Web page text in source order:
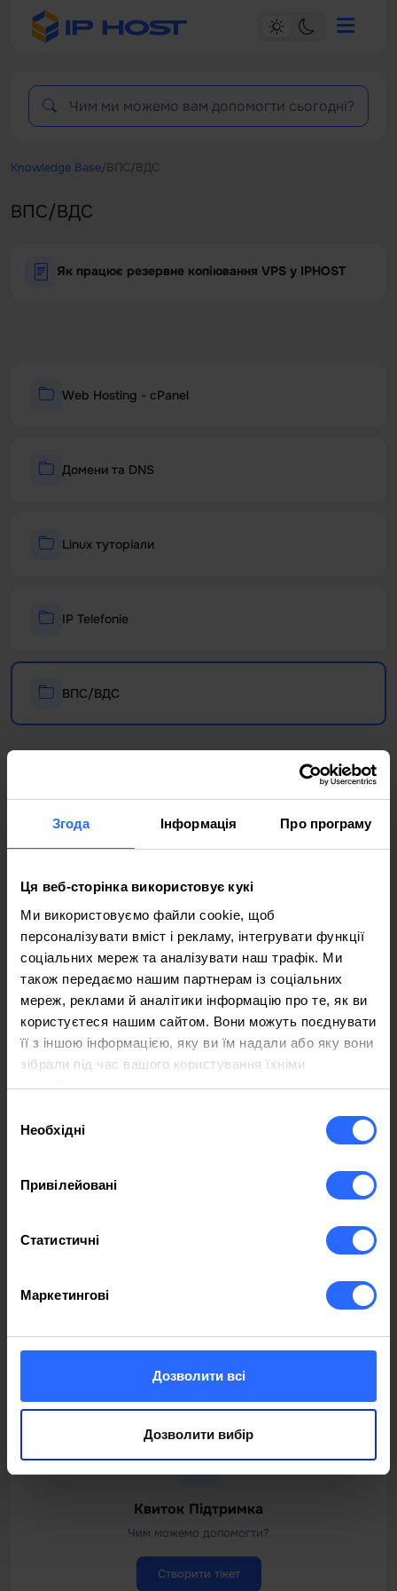
Згода Інформація Про програму
Ця веб-сторінка використовує кукі
Ми використовуємо файли cookie, щоб
персоналізувати вміст і рекламу, інтегрувати функції
соціальних мереж та аналізувати наш трафік. Ми
також передаємо нашим партнерам із соціальних
мереж, реклами й аналітики інформацію про те, як ви
користуєтеся нашим сайтом. Вони можуть поєднувати
її з іншою інформацією, яку ви їм надали або яку вони
зібрали під час вашого користування їхніми
службами.
згоди
Необхідні
Привілейовані
Статистичні
Маркетингові
Дозволити всі
Дозволити вибір
Knowledge Base/ВПС/ВДС
ВПС/ВДС
Як працює резервне копіювання VPS у IPHOST
Web Hosting - cPanel
Домени та DNS
Linux туторіали
IP Telefonie
ВПС/ВДС
Телефонна підтримка
Дзвінок
Підтримка Email
support@iphost.co.ua
Chat
Квиток Підтримка
Чим можемо допомогти?
Створити тікет